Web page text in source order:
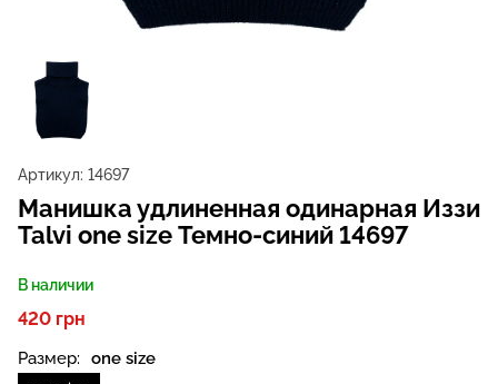
Артикул: 14697
Манишка удлиненная одинарная Иззи
Talvi one size Темно-синий 14697
В наличии
420 грн
Размер: one size